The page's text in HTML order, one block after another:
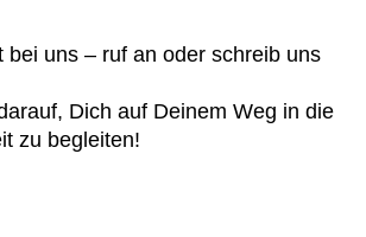
bei uns – ruf an oder schreib uns
Dich auf Deinem Weg in die
zu begleiten!